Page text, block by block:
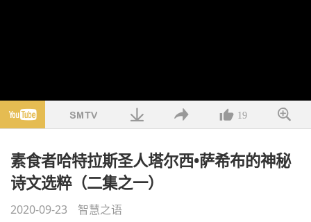
19
素食者哈特拉斯圣人塔尔西•萨希布的神秘
诗文选粹（二集之一）
2020-09-23 智慧之语